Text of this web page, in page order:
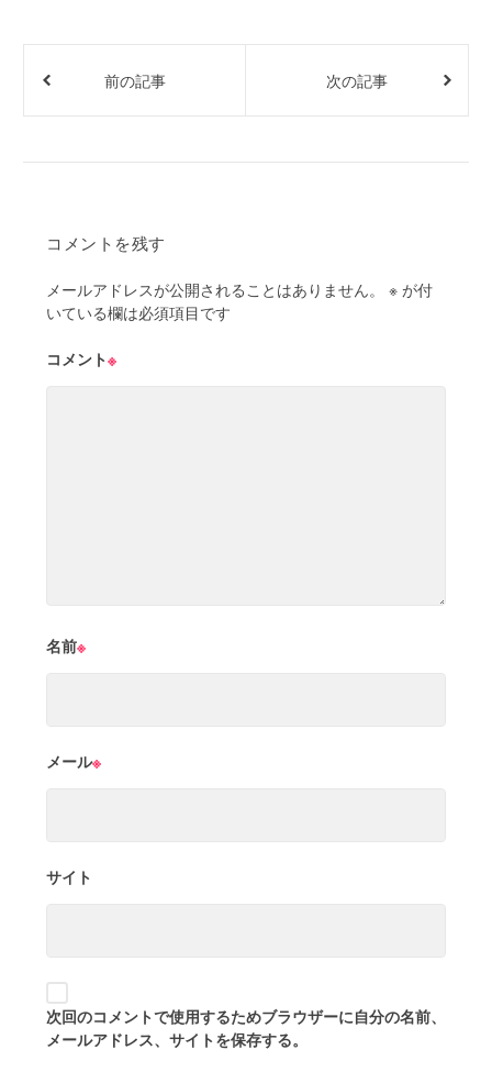
前の記事 次の記事
コメントを残す
メールアドレスが公開されることはありません。 ※ が付
いている欄は必須項目です
コメント※
名前※
メール※
サイト
次回のコメントで使用するためブラウザーに自分の名前、
メールアドレス、サイトを保存する。